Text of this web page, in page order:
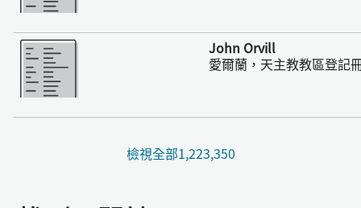
更多
John Orvill
愛爾蘭，天主教教區登記
檢視全部1,223,350